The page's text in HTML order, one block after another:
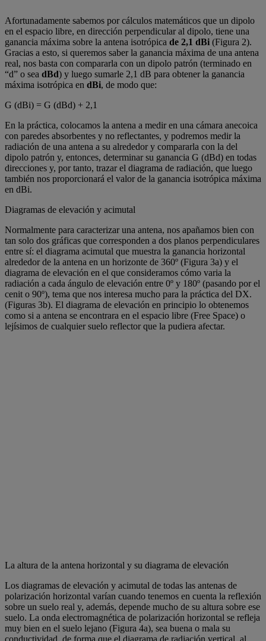
Afortunadamente sabemos por cálculos matemáticos que un dipolo
en el espacio libre, en dirección perpendicular al dipolo, tiene una
ganancia máxima sobre la antena isotrópica de 2,1 dBi (Figura 2).
Gracias a esto, si queremos saber la ganancia máxima de una antena
real, nos basta con compararla con un dipolo patrón (terminado en
“d” o sea dBd) y luego sumarle 2,1 dB para obtener la ganancia
máxima isotrópica en dBi, de modo que:
G (dBi) = G (dBd) + 2,1
En la práctica, colocamos la antena a medir en una cámara anecoica
con paredes absorbentes y no reflectantes, y podremos medir la
radiación de una antena a su alrededor y compararla con la del
dipolo patrón y, entonces, determinar su ganancia G (dBd) en todas
direcciones y, por tanto, trazar el diagrama de radiación, que luego
también nos proporcionará el valor de la ganancia isotrópica máxima
en dBi.
Diagramas de elevación y acimutal
Normalmente para caracterizar una antena, nos apañamos bien con
tan solo dos gráficas que corresponden a dos planos perpendiculares
entre sí: el diagrama acimutal que muestra la ganancia horizontal
alrededor de la antena en un horizonte de 360º (Figura 3a) y el
diagrama de elevación en el que consideramos cómo varia la
radiación a cada ángulo de elevación entre 0º y 180º (pasando por el
cenit o 90º), tema que nos interesa mucho para la práctica del DX.
(Figuras 3b). El diagrama de elevación en principio lo obtenemos
como si a antena se encontrara en el espacio libre (Free Space) o
lejísimos de cualquier suelo reflector que la pudiera afectar.
La altura de la antena horizontal y su diagrama de elevación
Los diagramas de elevación y acimutal de todas las antenas de
polarización horizontal varían cuando tenemos en cuenta la reflexión
sobre un suelo real y, además, depende mucho de su altura sobre ese
suelo. La onda electromagnética de polarización horizontal se refleja
muy bien en el suelo lejano (Figura 4a), sea buena o mala su